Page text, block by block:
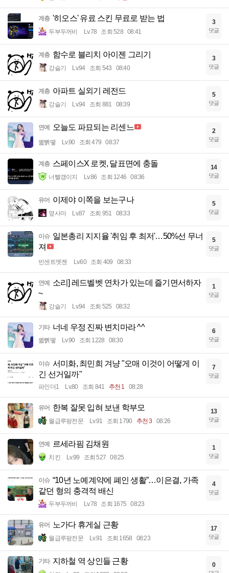
계층 '히오스' 유료 스킨 무료로 받는 법
두부두꺼비 Lv.78 조회 528 08:41
3
댓글
계층 함수로 블리치 아이젠 그리기
강슬기 Lv.94 조회 543 08:40
3
댓글
계층 아파트 실외기 레전드
강슬기 Lv.94 조회 881 08:39
5
댓글
연예 오늘도 파묘되는 리센느
꿻뻵뗗 Lv.90 조회 479 08:37
2
댓글
계층 스페이스X 로켓, 달표면에 충돌
너빨갱이지 Lv.86 조회 1246 08:36
14
댓글
유머 이제야 이쪽을 보는구나
옆사마 Lv.87 조회 951 08:33
5
댓글
이슈 일본총리 지지율 '취임 후 최저'…50%선 무너
져
빈센트멧젠 Lv.60 조회 409 08:33
5
댓글
연예
소리] 레드벨벳 연차가 있는데 즐기면서하자
~
강슬기 Lv.94 조회 525 08:32
1
댓글
기타 너네 우정 진짜 변치마라 ^^
꿻뻵뗗 Lv.90 조회 1228 08:30
6
댓글
이슈 서미화, 최민희 겨냥 "오매 이것이 어떻게 이
긴 선거일까"
파인더1 Lv.80 조회 841 추천 1 08:28
7
댓글
유머 한복 잘못 입혀 보낸 학부모
월급루팡전문 Lv.91 조회 1790 추천 3 08:26
13
댓글
연예 르세라핌 김채원
치킨 Lv.99 조회 527 08:25
1
댓글
이슈 “10년 노예계약에 폐인 생활”…이은결, 가족
같던 형의 충격적 배신
두부두꺼비 Lv.78 조회 1675 08:23
4
댓글
유머 노가다 휴게실 근황
월급루팡전문 Lv.91 조회 1658 08:23
17
댓글
기타 지하철 역 상인들 근황 0